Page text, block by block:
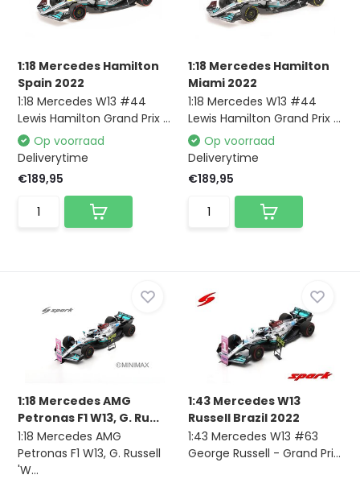
1:18 Mercedes Hamilton
Spain 2022
1:18 Mercedes W13 #44
Lewis Hamilton Grand Prix ...
Op voorraad
Deliverytime
€189,95
1:18 Mercedes Hamilton
Miami 2022
1:18 Mercedes W13 #44
Lewis Hamilton Grand Prix ...
Op voorraad
Deliverytime
€189,95
1:18 Mercedes AMG
Petronas F1 W13, G. Ru...
1:18 Mercedes AMG
Petronas F1 W13, G. Russell
'W...
1:43 Mercedes W13
Russell Brazil 2022
1:43 Mercedes W13 #63
George Russell - Grand Pri...